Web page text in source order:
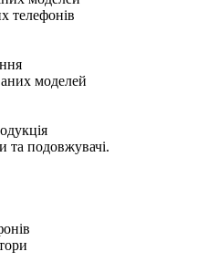
телефонів
моделей
та подовжувачі.